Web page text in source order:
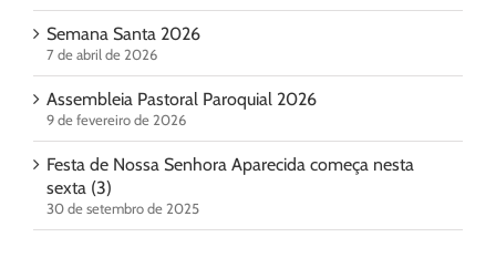
Semana Santa 2026
7 de abril de 2026
Assembleia Pastoral Paroquial 2026
9 de fevereiro de 2026
Festa de Nossa Senhora Aparecida começa nesta
sexta (3)
30 de setembro de 2025